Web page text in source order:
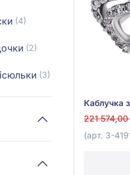
(4)
(2)
(3)
221 574,00
(арт. 3-